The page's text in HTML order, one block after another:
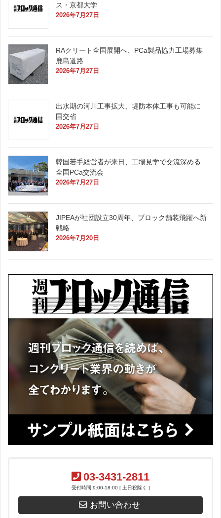
ス・京都大学
2026年7月27日
RAクリート全国展開へ、PCa製品協力工場募集
鹿島道路
2026年7月27日
出水期の河川工事拡大、堤防本体工事も可能に
国交省
2026年7月27日
韓国若手経営者が来日、工場見学で交流深める
全国PCa交流会
2026年7月27日
JIPEAが社団設立30周年、ブロック舗装飛躍へ新
戦略
2026年7月20日
03-3431-2811
受付時間 9:00-18:00 [ 土日祝除く ]
お問い合わせ